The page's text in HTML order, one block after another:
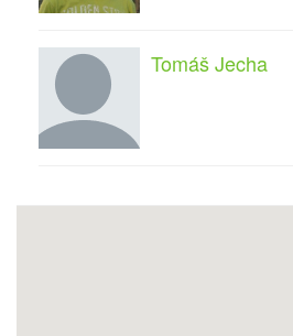
Tomáš Jecha